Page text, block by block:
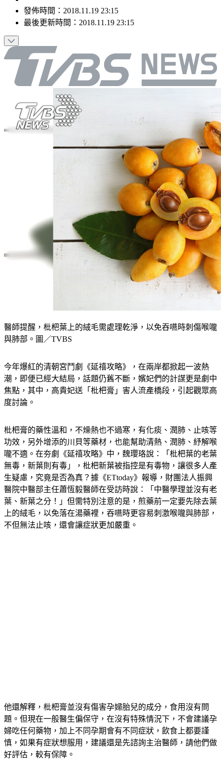
發佈時間：2018.11.19 23:15
醫師提醒，枇杷葉上的絨毛需處理乾淨，以免吞嚥時刺傷喉嚨
今年爆紅的清朝宮鬥劇《延禧攻略》，在兩岸都掀起一波熱
潮，即便已經大結局，話題仍舊不斷，嬪妃們的計謀更是劇中
焦點，其中，高貴妃送「枇杷膏」害人流產橋段，引起觀眾高
枇杷膏的藥性溫和，不燥熱也不過寒，有化痰、潤肺、止咳等
功效，另外增添的川貝等藥材，也能幫助清熱、潤肺、紓解喉
嚨不適。在夯劇《延禧攻略》中，魏瓔珞說：「枇杷葉的老葉
無毒，新葉則有毒」，枇杷新葉被指控是有毒物，讓很多人產
生疑慮，究竟是否為真？據《ETtoday》報導，財團法人振興
醫院中醫部主任蕭恆毅醫師在受訪時說：「中醫學理並沒有老
葉、新葉之分！」但需特別注意的是，煎藥前一定要先除去葉
上的絨毛，以免落在湯藥裡，吞嚥時更容易刺激喉嚨與肺部，
他還解釋，枇杷膏並沒有傷害孕婦胎兒的成分，食用沒有問
題。但現在一般醫生偏保守，在沒有特殊情況下，不會建議孕
婦吃任何藥物，加上不同孕期會有不同症狀，飲食上都要謹
慎，如果有症狀想服用，建議還是先諮詢主治醫師，請他們做